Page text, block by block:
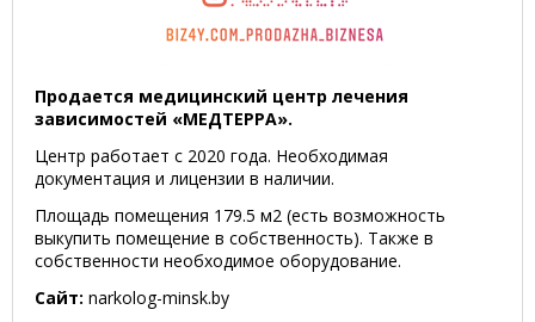
Продается медицинский центр лечения
зависимостей «МЕДТЕРРА».
Центр работает с 2020 года. Необходимая
документация и лицензии в наличии.
Площадь помещения 179.5 м2 (есть возможность
выкупить помещение в собственность). Также в
собственности необходимое оборудование.
Сайт: narkolog-minsk.by